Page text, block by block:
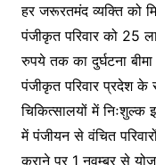
हर जरूरतमंद व्यक्ति को
पंजीकृत परिवार को 25
रुपये तक का दुर्घटना
पंजीकृत परिवार प्रदेश के
चिकित्सालयों में
में पंजीयन से वंचित
कराने पर 1 नवम्बर से